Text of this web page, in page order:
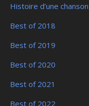
Histoire d’une chanson
Best of 2018
Best of 2019
Best of 2020
Best of 2021
Best of 2022